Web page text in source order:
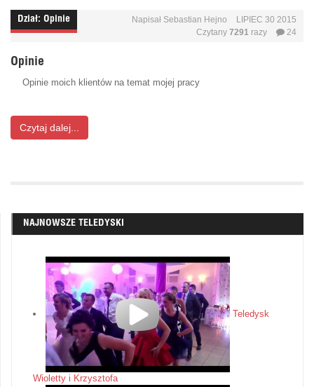
Dział: Opinie Napisał Sebastian Hejno
LIPIEC 30 2015
Czytany 7291 razy 24
Opinie
Opinie moich klientów na temat mojej pracy
Czytaj dalej...
NAJNOWSZE TELEDYSKI
Teledysk
Wioletty i Krzysztofa